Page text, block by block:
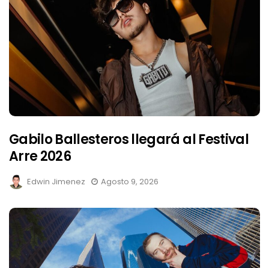
Gabilo Ballesteros llegará al Festival
Arre 2026
Edwin Jimenez Agosto 9, 2026